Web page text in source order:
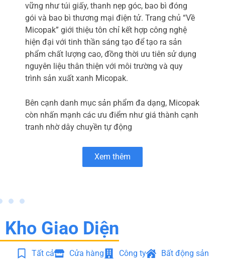
vững như túi giấy, thanh nẹp góc, bao bì đóng
gói và bao bì thương mại điện tử. Trang chủ “Về
Micopak” giới thiệu tôn chỉ kết hợp công nghệ
hiện đại với tinh thần sáng tạo để tạo ra sản
phẩm chất lượng cao, đồng thời ưu tiên sử dụng
nguyên liệu thân thiện với môi trường và quy
trình sản xuất xanh Micopak.
Bên cạnh danh mục sản phẩm đa dạng, Micopak
còn nhấn mạnh các ưu điểm như giá thành cạnh
tranh nhờ dây chuyền tự động
Xem thêm
Kho Giao Diện
Tất cả Cửa hàng Công ty
Bất động sản